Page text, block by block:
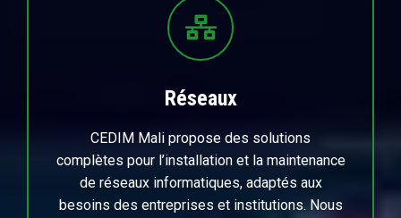
Réseaux
CEDIM Mali propose des solutions
complètes pour l’installation et la maintenance
de réseaux informatiques, adaptés aux
besoins des entreprises et institutions. Nous